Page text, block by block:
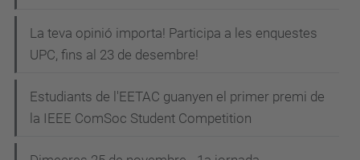
La teva opinió importa! Participa a les enquestes
UPC, fins al 23 de desembre!
Estudiants de l'EETAC guanyen el primer premi de
la IEEE ComSoc Student Competition